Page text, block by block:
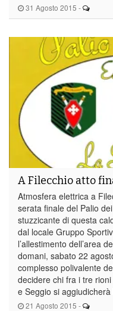
31 Agosto 2015 -
21 Agosto 2015 -
A Filecchio atto
Atmosfera elettrica a
serata finale del Palio
stuzzicante di questa
dal locale Gruppo
l’allestimento dell’area
domani, sabato 22
complesso polivalente
decidere chi fra i tre
e Seggio si